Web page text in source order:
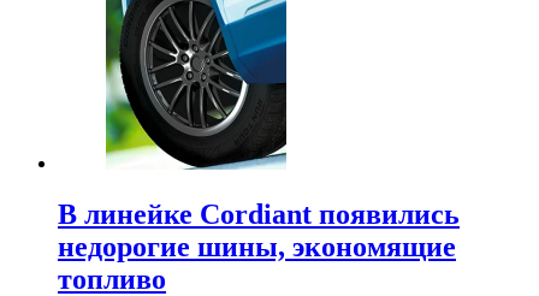
В линейке Cordiant появились
недорогие шины, экономящие
топливо